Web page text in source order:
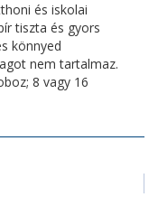
és iskolai
tiszta és gyors
könnyed
nem tartalmaz.
8 vagy 16